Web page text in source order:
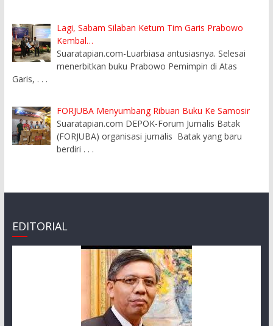
Lagi, Sabam Silaban Ketum Tim Garis Prabowo
Kembal…
Suaratapian.com-Luarbiasa antusiasnya. Selesai
menerbitkan buku Prabowo Pemimpin di Atas
Garis, . . .
FORJUBA Menyumbang Ribuan Buku Ke Samosir
Suaratapian.com DEPOK-Forum Jurnalis Batak
(FORJUBA) organisasi jurnalis Batak yang baru
berdiri . . .
EDITORIAL